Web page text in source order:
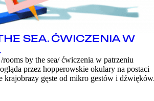
SEA. ĆWICZENIA W
by the sea/ ćwiczenia w patrzeniu
przez hopperowskie okulary na postaci
krajobrazy gęste od mikro gestów i